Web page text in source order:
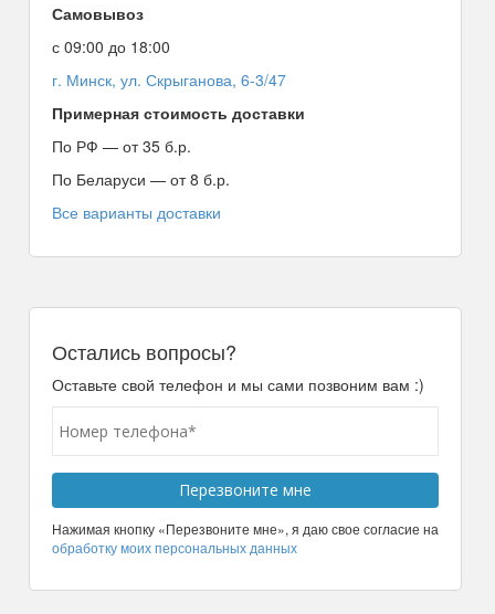
Самовывоз
с 09:00 до 18:00
г. Минск, ул. Скрыганова, 6-3/47
Примерная стоимость доставки
По РФ — от 35 б.р.
По Беларуси — от 8 б.р.
Все варианты доставки
Остались вопросы?
Оставьте свой телефон и мы сами позвоним вам :)
Нажимая кнопку «Перезвоните мне», я даю свое согласие на
обработку моих персональных данных